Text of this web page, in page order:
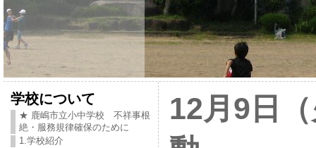
学校について
★ 鹿嶋市立小中学校 不祥事根
絶・服務規律確保のために
1.学校紹介
12月9日